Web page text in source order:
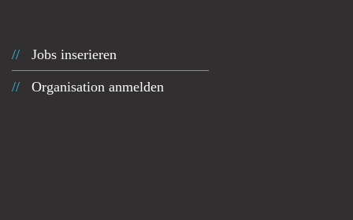
Jobs inserieren
Organisation anmelden